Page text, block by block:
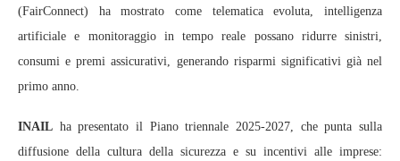
(FairConnect) ha mostrato come telematica evoluta, intelligenza
artificiale e monitoraggio in tempo reale possano ridurre sinistri,
consumi e premi assicurativi, generando risparmi significativi già nel
primo anno.
INAIL ha presentato il Piano triennale 2025-2027, che punta sulla
diffusione della cultura della sicurezza e su incentivi alle imprese: